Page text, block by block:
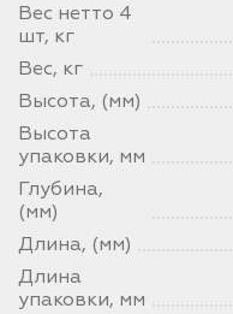
Вес нетто 4
шт, кг
Вес, кг
Высота, (мм)
Высота
упаковки, мм
Глубина,
(мм)
Длина, (мм)
Длина
упаковки, мм